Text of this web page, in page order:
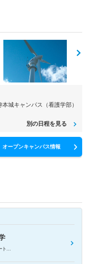
本城キャンパス（看護学部）
別の日程を見る
オープンキャンパス情報
す。